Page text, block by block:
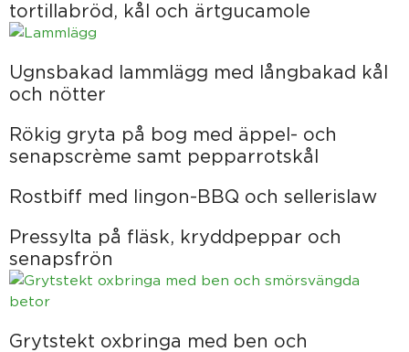
tortillabröd, kål och ärtgucamole
Ugnsbakad lammlägg med långbakad kål
och nötter
Rökig gryta på bog med äppel- och
senapscrème samt pepparrotskål
Rostbiff med lingon-BBQ och sellerislaw
Pressylta på fläsk, kryddpeppar och
senapsfrön
Grytstekt oxbringa med ben och